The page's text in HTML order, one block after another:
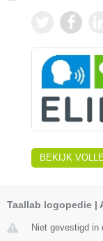
BEKIJK
Taallab logopedie |
Niet gevestigd in